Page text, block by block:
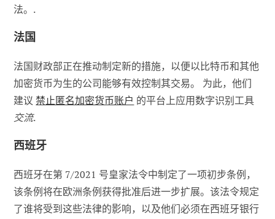
法。.
法国
法国财政部正在推动制定新的措施，以便以比特币和其他
加密货币为生的公司能够有效控制其交易。 为此，他们
建议禁止匿名加密货币账户 的平台上应用数字识别工具
交流.
西班牙
西班牙在第 7/2021 号皇家法令中制定了一项初步条例，
该条例将在欧洲条例获得批准后进一步扩展。该法令规定
了谁将受到这些法律的影响，以及他们必须在西班牙银行